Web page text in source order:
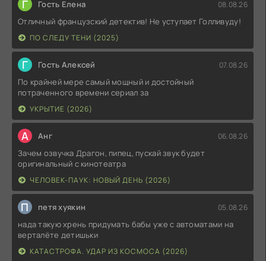
Г Гость Елена 08.08.26
Отличный французский детектив! Не уступает Голливуду!
ПО СЛЕДУ ТЕНИ (2025)
Г Гость Алексей 07.08.26
По крайней мере самый мощный и достойный
потраченного времени сериал за
УКРЫТИЕ (2026)
А Анг 06.08.26
Зачем озвучка Драгон, пипец, пускай звук будет
оригинальный с кинотеатра
ЧЕЛОВЕК-ПАУК: НОВЫЙ ДЕНЬ (2026)
П петя хуякин 05.08.26
нада такую хрень придумать бабы уже с автоматами на
верталёте детишьки
КАТАСТРОФА. УДАР ИЗ КОСМОСА (2026)